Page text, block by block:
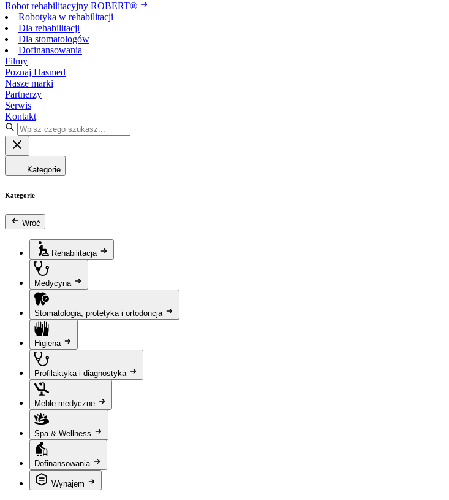
Robot rehabilitacyjny ROBERT®
Robotyka w rehabilitacji
Dla rehabilitacji
Dla stomatologów
Dofinansowania
Filmy
Poznaj Hasmed
Nasze marki
Partnerzy
Serwis
Kontakt
Kategorie
Kategorie
Wróć
Rehabilitacja
Medycyna
Stomatologia, protetyka i ortodoncja
Higiena
Profilaktyka i diagnostyka
Meble medyczne
Spa & Wellness
Dofinansowania
Wynajem